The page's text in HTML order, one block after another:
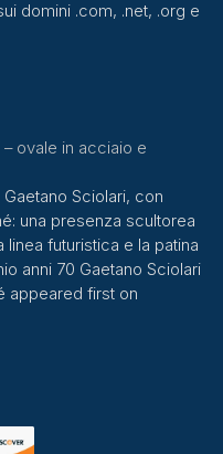
domini .com, .net, .org e
ovale in acciaio e
Sciolari, con
una presenza scultorea
futuristica e la patina
anni 70 Gaetano Sciolari
appeared first on